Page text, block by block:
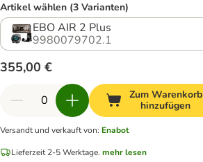
Artikel wählen (3 Varianten)
EBO AIR 2 Plus
9980079702.1
355,00 €
Zum Warenkorb
hinzufügen
Versandt und verkauft von: Enabot
Lieferzeit 2-5 Werktage. mehr lesen